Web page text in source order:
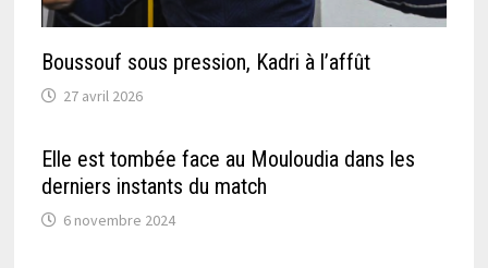
Boussouf sous pression, Kadri à l’affût
27 avril 2026
Elle est tombée face au Mouloudia dans les
derniers instants du match
6 novembre 2024